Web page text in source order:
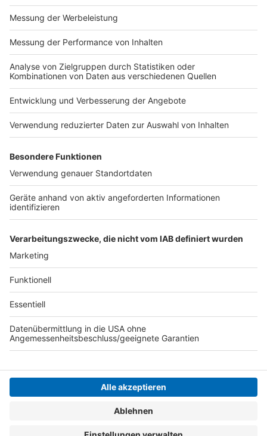
Küche im Radio. Starkoch Nelson Müller lädt uns
exklusiv in seinen Kitchen Club ein. Ab sofort versorgt
er uns täglich mit raffinierten Rezepten zum
Nachkochen oder Nachkochen lassen. Nelson nimmt
uns mit in seine Küche und weiht uns in die
Geheimnisse eines bekannten Profikochs ein. Der
Gourmets und Gourmüsen. Für alle von euch, die
wissen, dass Kardamom ein Gewürz ist und kein
Ersatzteil fürs Auto. Das ist "Foodtainment" der
Extraklasse. Feinste Küche, die man überall genießen
oder wie Nelson es sagt: "Macht nix, wenn's
schmeckt!"
Nelson Müller live erleben? Hier gibt esInfos zu den
Anzeige